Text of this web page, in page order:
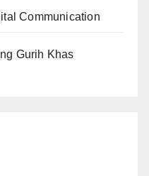
Communication
Gurih Khas